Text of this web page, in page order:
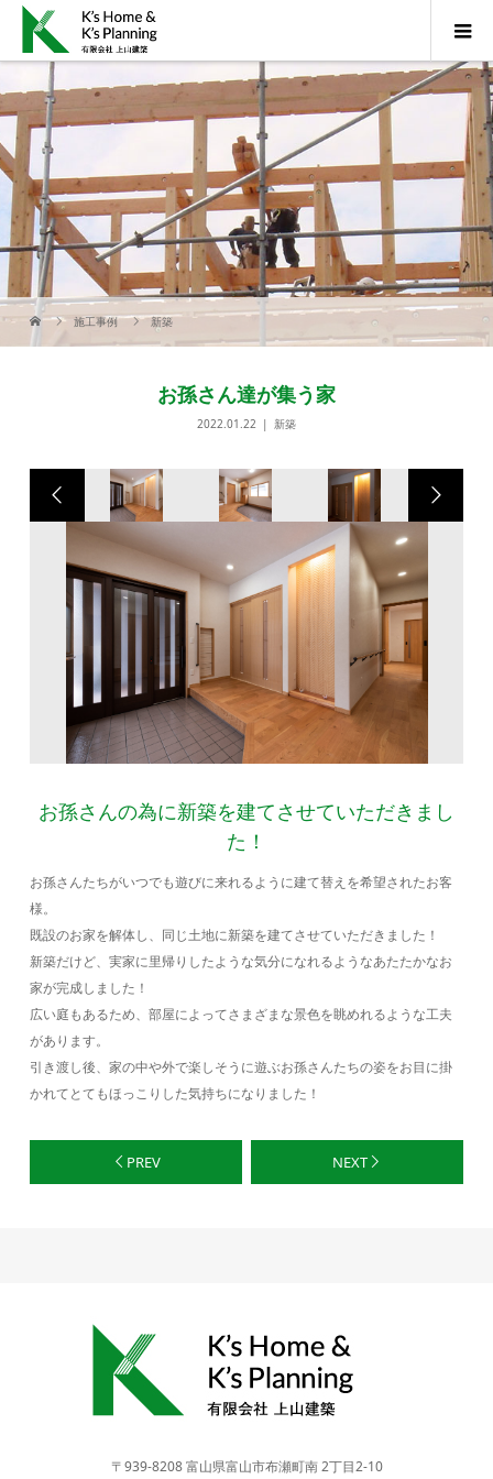
施工事例 新築
お孫さん達が集う家
2022.01.22 新築
お孫さんの為に新築を建てさせていただきまし
た！
お孫さんたちがいつでも遊びに来れるように建て替えを希望されたお客
様。
既設のお家を解体し、同じ土地に新築を建てさせていただきました！
新築だけど、実家に里帰りしたような気分になれるようなあたたかなお
家が完成しました！
広い庭もあるため、部屋によってさまざまな景色を眺めれるような工夫
があります。
引き渡し後、家の中や外で楽しそうに遊ぶお孫さんたちの姿をお目に掛
かれてとてもほっこりした気持ちになりました！
PREV NEXT
〒939-8208 富山県富山市布瀬町南 2丁目2-10